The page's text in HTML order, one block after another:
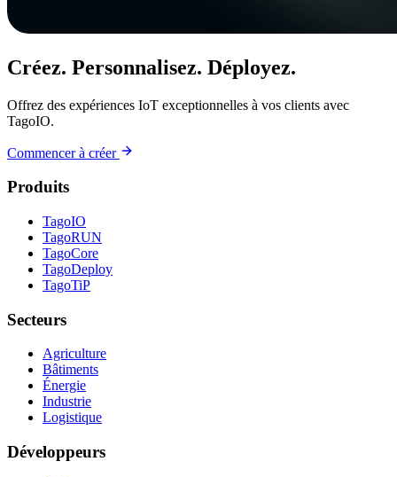
Créez. Personnalisez. Déployez.
Offrez des expériences IoT exceptionnelles à vos clients avec
TagoIO.
Commencer à créer
Produits
TagoIO
TagoRUN
TagoCore
TagoDeploy
TagoTiP
Secteurs
Agriculture
Bâtiments
Énergie
Industrie
Logistique
Développeurs